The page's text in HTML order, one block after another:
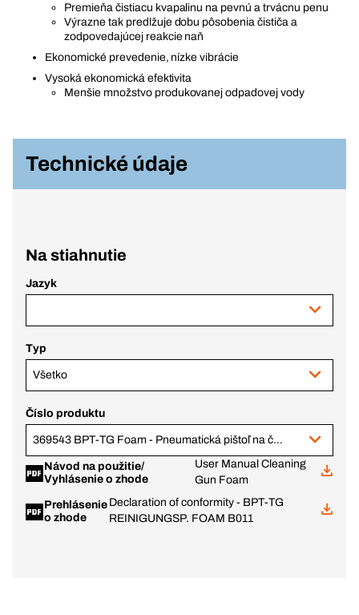
Premieňa čistiacu kvapalinu na pevnú a trvácnu penu
Výrazne tak predlžuje dobu pôsobenia čističa a
zodpovedajúcej reakcie naň
Ekonomické prevedenie, nízke vibrácie
Vysoká ekonomická efektivita
Menšie množstvo produkovanej odpadovej vody
Technické údaje
Na stiahnutie
Jazyk
Typ
Všetko
Číslo produktu
369543 BPT-TG Foam - Pneumatická pištoľ na čistenie penou, B011
Návod na použitie/
Vyhlásenie o zhode
User Manual Cleaning
Gun Foam
Prehlásenie
o zhode
Declaration of conformity - BPT-TG
REINIGUNGSP. FOAM B011